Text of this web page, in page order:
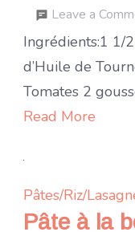
Leave a
Ingrédients:1 1/
d’Huile de
Tomates 2
Read More
Pâtes/Riz/
Pâte à la